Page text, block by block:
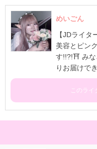
めいごん
【JDライ
美容とピン
す!!?!⛩️ みな
りお届けで
このライ